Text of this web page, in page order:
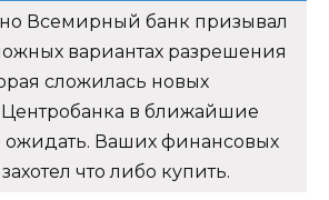
Всемирный банк призывал
вариантах разрешения
сложилась новых
в ближайшие
Ваших финансовых
что либо купить.